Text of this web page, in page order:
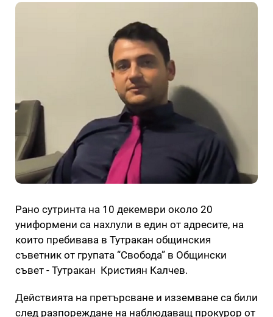
Рано сутринта на 10 декември около 20
униформени са нахлули в един от адресите, на
които пребивава в Тутракан общинския
съветник от групата “Свобода” в Общински
съвет - Тутракан Кристиян Калчев.
Действията на претърсване и изземване са били
след разпореждане на наблюдаващ прокурор от